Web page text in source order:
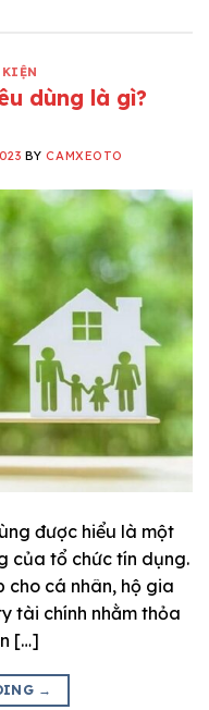
dùng là gì?
BYCAMXEOTO
được hiểu là một
của tổ chức tín dụng.
cho cá nhân, hộ gia
tài chính nhằm thỏa
[…]
→